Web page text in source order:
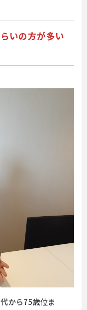
いの方が多い
から75歳位ま